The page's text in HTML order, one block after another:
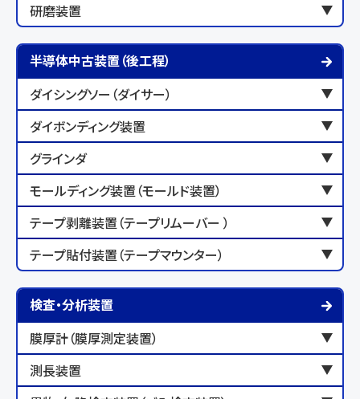
研磨装置
半導体中古装置（後工程）
ダイシングソー（ダイサー）
ダイボンディング装置
グラインダ
モールディング装置（モールド装置）
テープ剥離装置（テープリムーバー ）
テープ貼付装置（テープマウンター）
検査・分析装置
膜厚計（膜厚測定装置）
測長装置